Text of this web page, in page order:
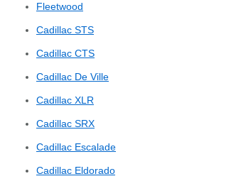
Fleetwood
Cadillac STS
Cadillac CTS
Cadillac De Ville
Cadillac XLR
Cadillac SRX
Cadillac Escalade
Cadillac Eldorado